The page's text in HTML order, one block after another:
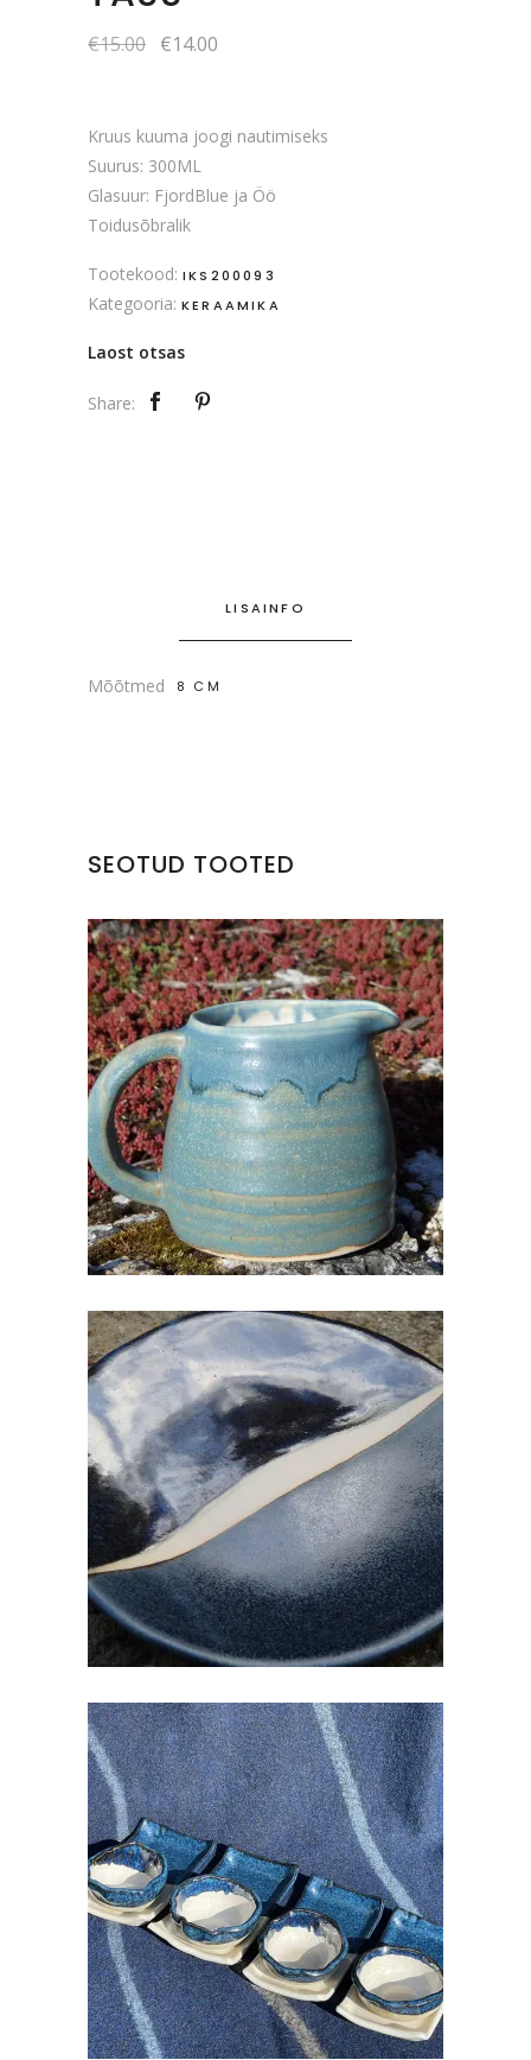
€15.00 Algne
€14.00
Kruus kuuma joogi nautimiseks
Suurus: 300ML
Glasuur: FjordBlue ja Öö
Toidusõbralik
Tootekood: IKS200093
Kategooria: KERAAMIKA
Laost otsas
Share:
LISAINFO
Mõõtmed 8 CM
SEOTUD TOOTED
KERAAMILINE KANN
€25.00
KERAAMILINE TALDRIK
€10.00
SUSHI ALUS KOOS SOJA
KAUSIKESEGA
€18.00